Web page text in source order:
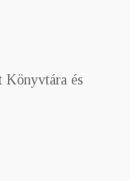
Könyvtára és